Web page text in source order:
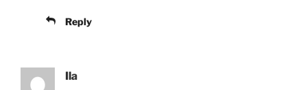
Reply
Ila